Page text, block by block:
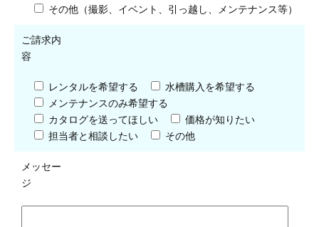
その他（撮影、イベント、引っ越し、メンテナンス等）
ご請求内
容
レンタルを希望する
水槽購入を希望する
メンテナンスのみ希望する
カタログを送ってほしい
価格が知りたい
担当者と相談したい
その他
メッセー
ジ